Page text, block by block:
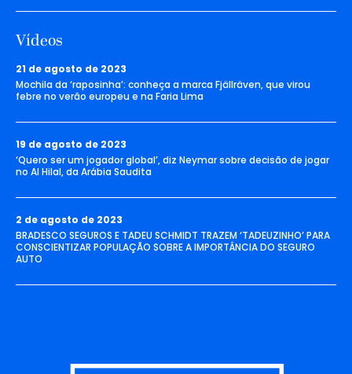
Vídeos
21 de agosto de 2023
Mochila da ‘raposinha’: conheça a marca Fjällräven, que virou
febre no verão europeu e na Faria Lima
19 de agosto de 2023
‘Quero ser um jogador global’, diz Neymar sobre decisão de jogar
no Al Hilal, da Arábia Saudita
2 de agosto de 2023
BRADESCO SEGUROS E TADEU SCHMIDT TRAZEM ‘TADEUZINHO’ PARA
CONSCIENTIZAR POPULAÇÃO SOBRE A IMPORTÂNCIA DO SEGURO
AUTO